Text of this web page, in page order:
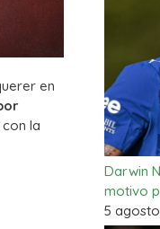
en
la
Darwin
motivo
5